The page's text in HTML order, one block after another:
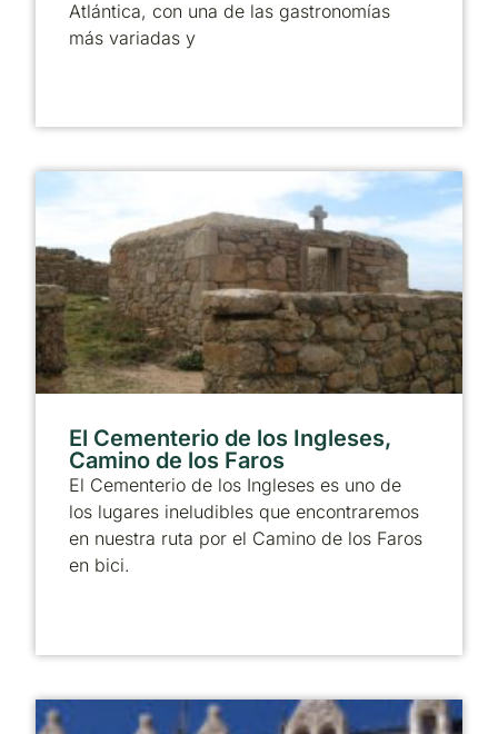
Atlántica, con una de las gastronomías
más variadas y
El Cementerio de los Ingleses,
Camino de los Faros
El Cementerio de los Ingleses es uno de
los lugares ineludibles que encontraremos
en nuestra ruta por el Camino de los Faros
en bici.